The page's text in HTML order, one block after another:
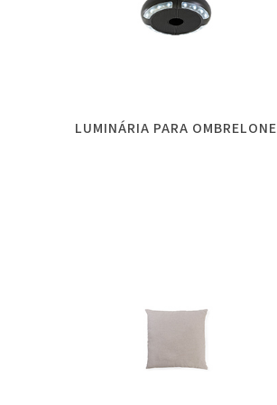
LUMINÁRIA PARA OMBRELONE